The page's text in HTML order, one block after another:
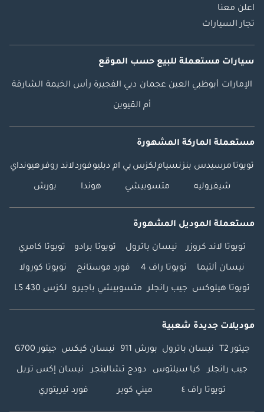
اعلن معنا
تجار السيارات
سيارات مستعملة للبيع حسب الموقع
الإمارات أبوظبي العين عجمان دبي الفجيرة رأس الخيمة الشارقة
أم القيوين
مستعملة الماركة المشهورة
تويوتا مرسيدس بنزنسياملكزس بي ام دبليوفوردلاند روفرهيونداي
شيفروليه متسوبيشي هوندا بورش
مستعملة الموديل المشهورة
تويوتا لاند كروزر نيسان باترول تويوتا برادو تويوتا كامري
نيسان ألتيما تويوتا راف 4 فورد موستانج تويوتا كورولا
تويوتا هيلوكس جيب رانجلر متسوبيشي باجيرو لكزس LS 430
موديلات جديدة شعبية
جيتور T2 نيسان باترول بورش 911 نيسان كيكس جيتور G700
جيب رانجلر كيا سيلتوس دودج تشالينجر نيسان إكس تريل
تويوتا راف ٤ ميني كوبر فورد تيريتوري